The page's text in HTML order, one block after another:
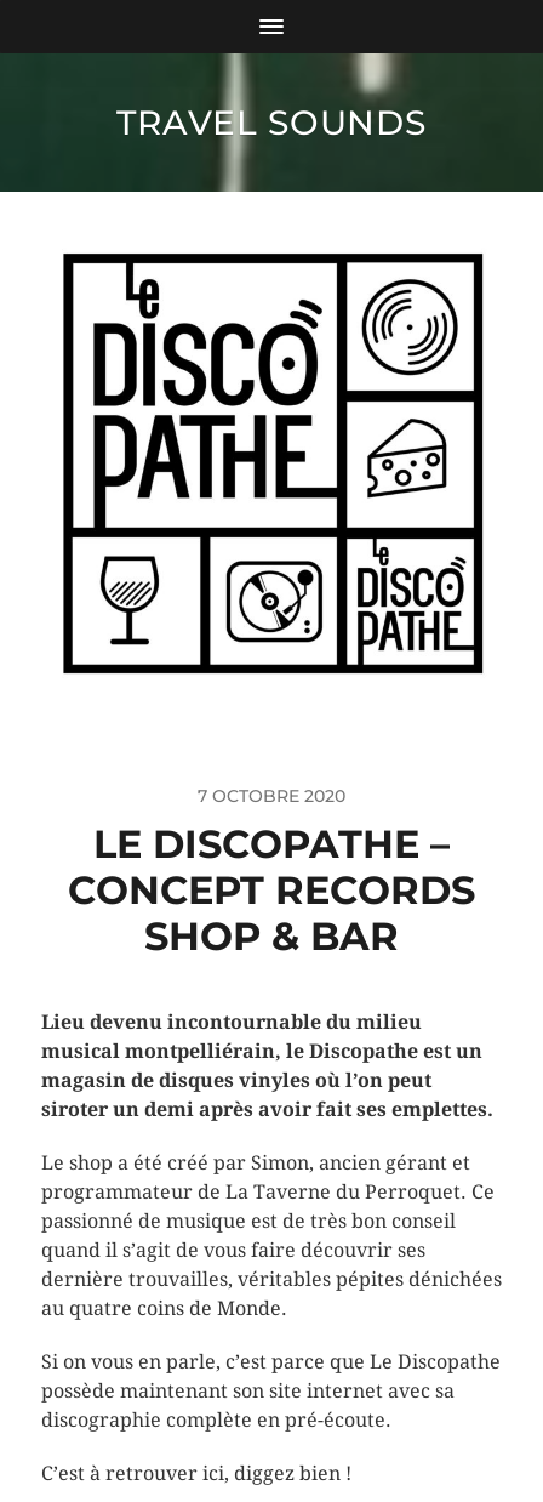
TRAVEL SOUNDS
7 OCTOBRE 2020
LE DISCOPATHE –
CONCEPT RECORDS
SHOP & BAR
Lieu devenu incontournable du milieu
musical montpelliérain, le Discopathe est un
magasin de disques vinyles où l’on peut
siroter un demi après avoir fait ses emplettes.
Le shop a été créé par Simon, ancien gérant et
programmateur de La Taverne du Perroquet. Ce
passionné de musique est de très bon conseil
quand il s’agit de vous faire découvrir ses
dernière trouvailles, véritables pépites dénichées
au quatre coins de Monde.
Si on vous en parle, c’est parce que Le Discopathe
possède maintenant son site internet avec sa
discographie complète en pré-écoute.
C’est à retrouver ici, diggez bien !